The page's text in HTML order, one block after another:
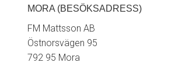
MORA (BESÖKSADRESS)
FM Mattsson AB
Östnorsvägen 95
792 95 Mora